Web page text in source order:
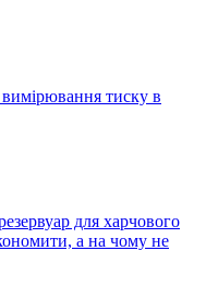
тиску в
для харчового
а на чому не